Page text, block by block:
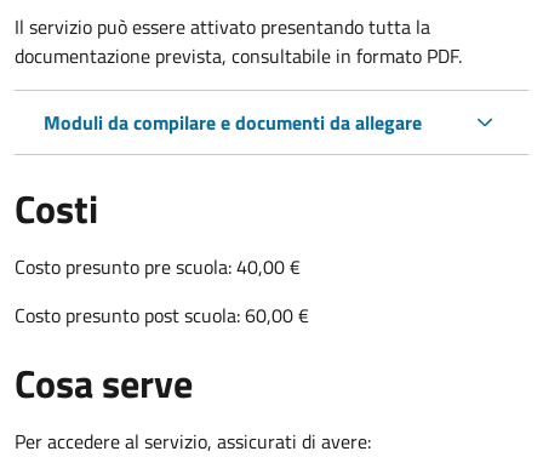
Il servizio può essere attivato presentando tutta la
documentazione prevista, consultabile in formato PDF.
Moduli da compilare e documenti da allegare
Costi
Costo presunto pre scuola: 40,00 €
Costo presunto post scuola: 60,00 €
Cosa serve
Per accedere al servizio, assicurati di avere: